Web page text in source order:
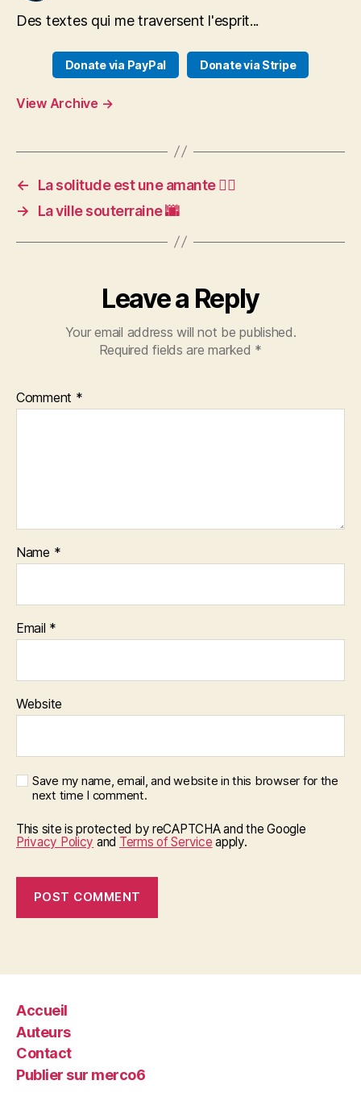
Des textes qui me traversent l'esprit...
Donate via PayPal Donate via Stripe
View Archive →
←
La solitude est une amante 🚶‍♂️
→
La ville souterraine 🌆
Leave a Reply
Your email address will not be published.
Required fields are marked *
Comment *
Name *
Email *
Website
Save my name, email, and website in this browser for the
next time I comment.
This site is protected by reCAPTCHA and the Google
Privacy Policy and Terms of Service apply.
Accueil
Auteurs
Contact
Publier sur merco6